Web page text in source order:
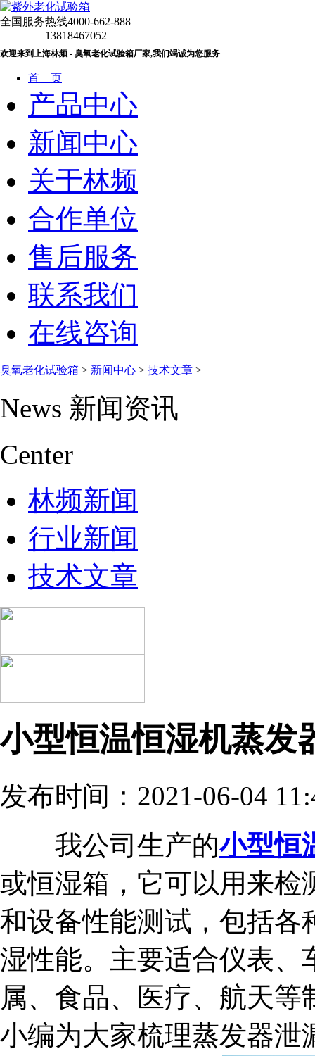
全国服务热线4000-662-888
13818467052
欢迎来到上海林频 - 臭氧老化试验箱厂家,我们竭诚为您服务
首 页
产品中心
新闻中心
关于林频
合作单位
售后服务
联系我们
在线咨询
臭氧老化试验箱 > 新闻中心 > 技术文章 >
News 新闻资讯
Center
林频新闻
行业新闻
技术文章
小型恒温恒湿机蒸发
发布时间：2021-06-04
我公司生产的小型恒
或恒湿箱，它可以用来检
和设备性能测试，包括各
湿性能。主要适合仪表、
属、食品、医疗、航天
小编为大家梳理蒸发器泄